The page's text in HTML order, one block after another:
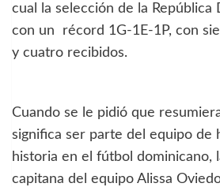
cual la selección de la República
con un récord 1G-1E-1P, con
y cuatro recibidos.
Cuando se le pidió que
significa ser parte del equipo de
historia en el fútbol dominicano,
capitana del equipo Alissa